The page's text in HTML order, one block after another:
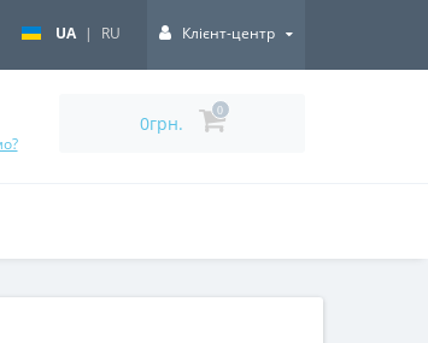
UA | RU Клієнт-центр
0грн.
0